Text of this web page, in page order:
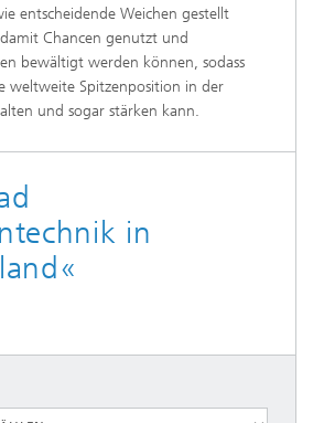
entscheidende Weichen gestellt
Chancen genutzt und
bewältigt werden können, sodass
weltweite Spitzenposition in der
und sogar stärken kann.
in